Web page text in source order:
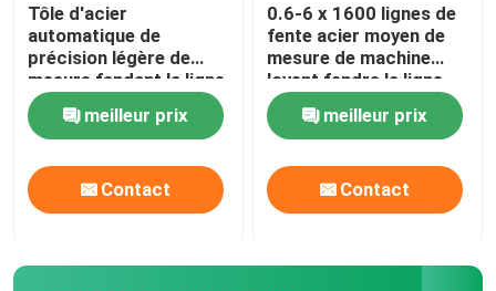
Tôle d'acier
automatique de
précision légère de
mesure fendant la ligne
0.3-3 x 1300
meilleur prix
Contact
0.6-6 x 1600 lignes de
fente acier moyen de
mesure de machine
lovent fendre la ligne
meilleur prix
Contact